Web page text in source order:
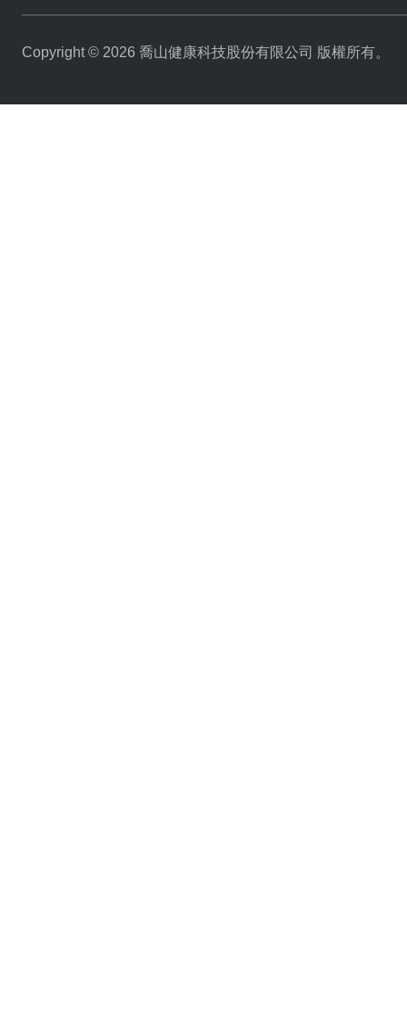
Copyright © 2026 喬山健康科技股份有限公司 版權所有。